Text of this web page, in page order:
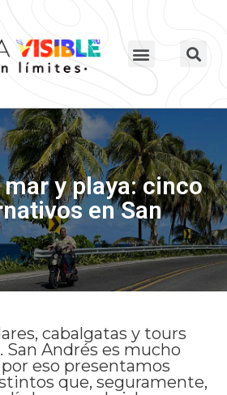
y playa: cinco
en San
cabalgatas y tours
Andrés es mucho
eso presentamos
que, seguramente,